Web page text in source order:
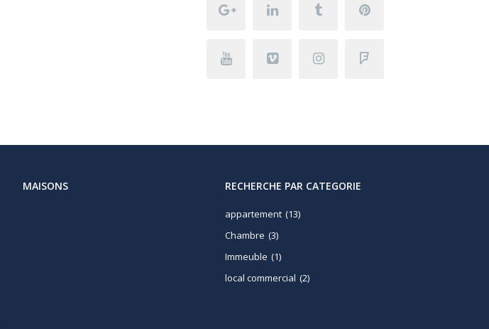
MAISONS RECHERCHE PAR CATEGORIE
appartement (13)
Chambre (3)
Immeuble (1)
local commercial (2)